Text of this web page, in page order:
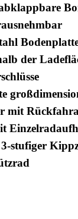
der
mit
stufiger